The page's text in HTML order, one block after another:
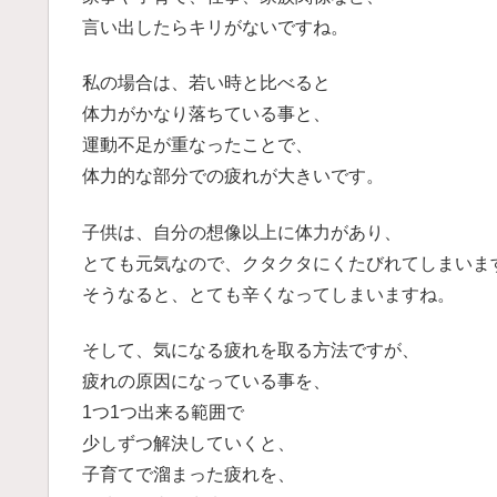
言い出したらキリがないですね。
私の場合は、若い時と比べると
体力がかなり落ちている事と、
運動不足が重なったことで、
体力的な部分での疲れが大きいです。
子供は、自分の想像以上に体力があり、
とても元気なので、クタクタにくたびれてしまいま
そうなると、とても辛くなってしまいますね。
そして、気になる疲れを取る方法ですが、
疲れの原因になっている事を、
1つ1つ出来る範囲で
少しずつ解決していくと、
子育てで溜まった疲れを、